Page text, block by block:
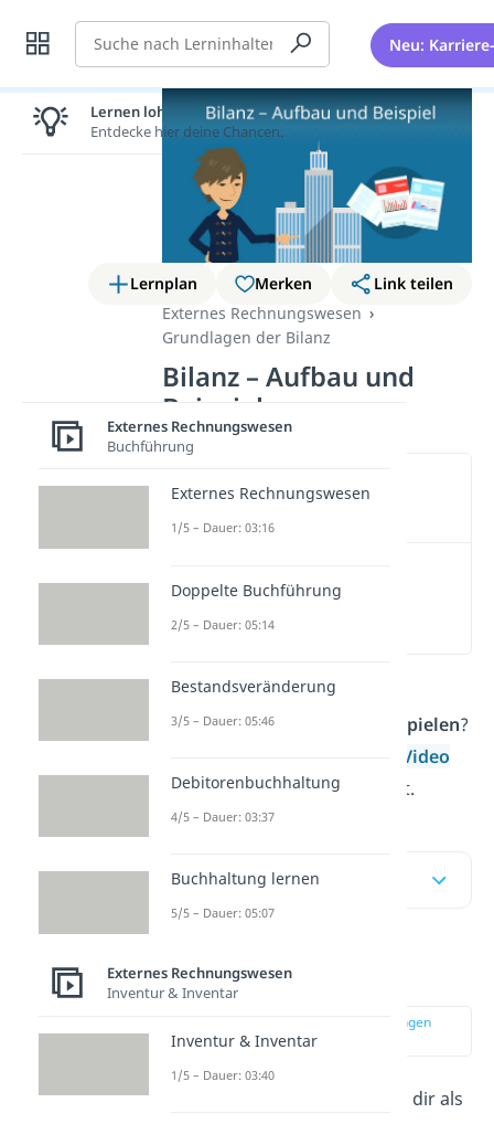
Suche Neu:
Lernplan Merken
Link teilen
Externes Rechnungswesen
Grundlagen der Bilanz
Bilanz – Aufbau und
Beispiel
Wichtige Inhalte in diesem
Du willst eine übersichtliche
Erklärung zur
Beispielen?
Video
genau das, wonach du suchst.
Inhaltsübersicht
Bilanz Aufbau
zur Stelle im Video springen
(00:13)
kannst du dir als
Lernen lohnt sich!
Entdecke hier deine Chancen.
Externes Rechnungswesen
Buchführung
Externes Rechnungswesen
1/5 – Dauer: 03:16
Doppelte Buchführung
2/5 – Dauer: 05:14
Bestandsveränderung
3/5 – Dauer: 05:46
Debitorenbuchhaltung
4/5 – Dauer: 03:37
Buchhaltung lernen
5/5 – Dauer: 05:07
Externes Rechnungswesen
Inventur & Inventar
Inventur & Inventar
1/5 – Dauer: 03:40